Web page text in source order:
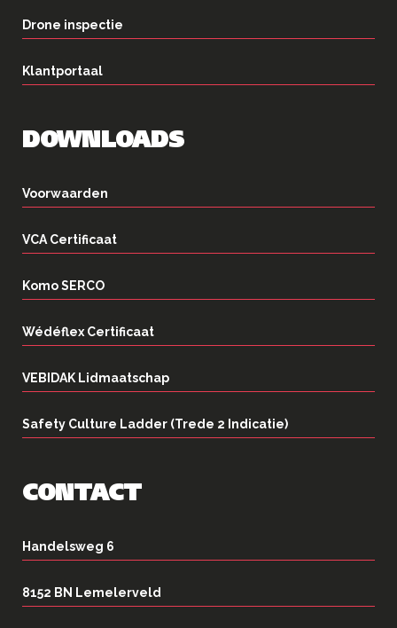
Drone inspectie
Klantportaal
DOWNLOADS
Voorwaarden
VCA Certificaat
Komo SERCO
Wédéflex Certificaat
VEBIDAK Lidmaatschap
Safety Culture Ladder (Trede 2 Indicatie)
CONTACT
Handelsweg 6
8152 BN Lemelerveld